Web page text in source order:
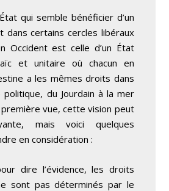
qui semble bénéficier d’un
dans certains cercles libéraux
Occident est celle d’un État
et unitaire où chacun en
a les mêmes droits dans
du Jourdain à la mer
vue, cette vision peut
mais voici quelques
en considération :
dire l’évidence, les droits
sont pas déterminés par le